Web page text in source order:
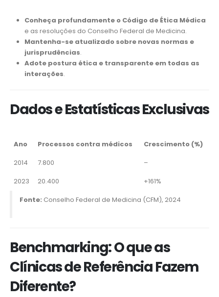
Conheça profundamente o Código de Ética Médica
e as resoluções do Conselho Federal de Medicina.
Mantenha-se atualizado sobre novas normas e
jurisprudências.
Adote postura ética e transparente em todas as
interações.
Dados e Estatísticas Exclusivas
Ano Processos contra médicos
Crescimento (%)
2014
7.800
–
2023
20.400
+161%
Fonte: Conselho Federal de Medicina (CFM), 2024
Benchmarking: O que as
Clínicas de Referência Fazem
Diferente?